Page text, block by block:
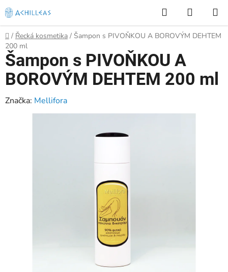
Přejít
na
obsah
Hledat
KOŠÍK
Domů
/ Řecká kosmetika / Šampon s PIVOŇKOU A BOROVÝM DEHTEM
200 ml
Šampon s PIVOŇKOU A
BOROVÝM DEHTEM 200 ml
Značka: Mellifora